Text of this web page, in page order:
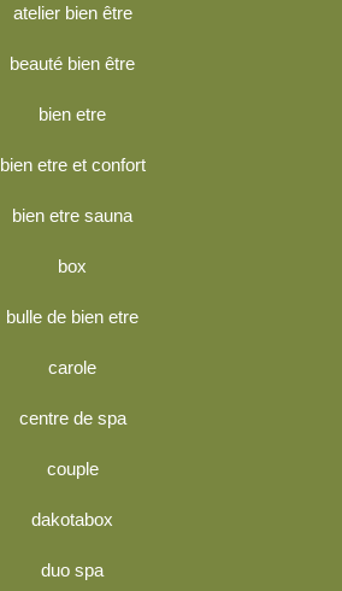
atelier bien être
beauté bien être
bien etre
bien etre et confort
bien etre sauna
box
bulle de bien etre
carole
centre de spa
couple
dakotabox
duo spa